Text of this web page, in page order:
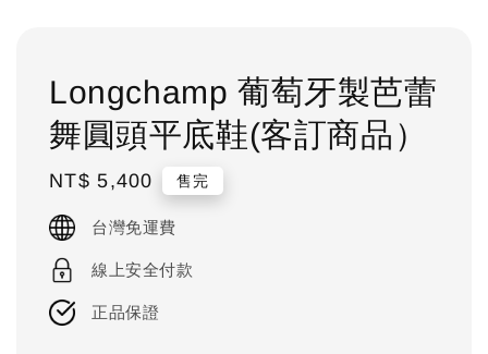
Longchamp 葡萄牙製芭蕾
舞圓頭平底鞋(客訂商品）
Regular
price
NT$ 5,400 售完
台灣免運費
線上安全付款
正品保證